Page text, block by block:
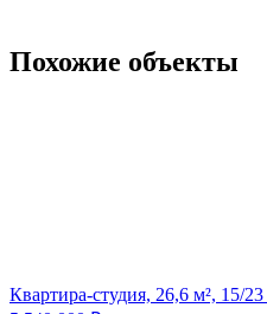
Похожие объекты
Квартира-студия, 26,6 м², 15/